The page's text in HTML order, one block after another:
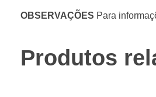
OBSERVAÇÕES Para
Produtos